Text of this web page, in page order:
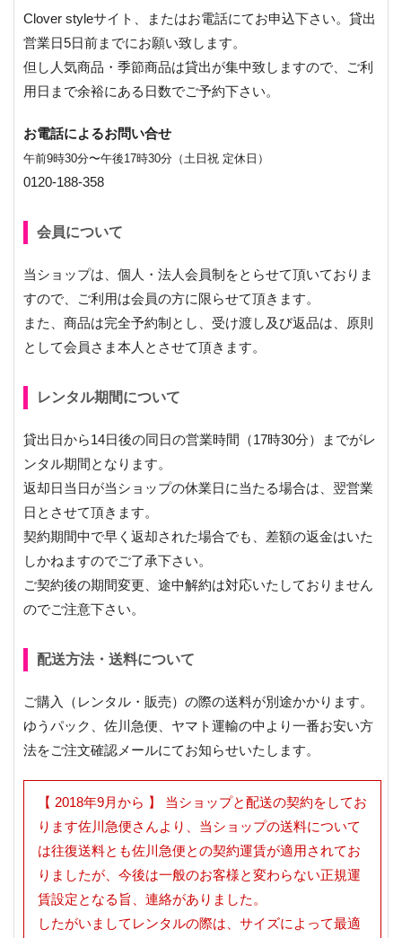
Clover styleサイト、またはお電話にてお申込下さい。貸出
営業日5日前までにお願い致します。
但し人気商品・季節商品は貸出が集中致しますので、ご利
用日まで余裕にある日数でご予約下さい。
お電話によるお問い合せ
午前9時30分〜午後17時30分（土日祝 定休日）
0120-188-358
会員について
当ショップは、個人・法人会員制をとらせて頂いておりま
すので、ご利用は会員の方に限らせて頂きます。
また、商品は完全予約制とし、受け渡し及び返品は、原則
として会員さま本人とさせて頂きます。
レンタル期間について
貸出日から14日後の同日の営業時間（17時30分）までがレ
ンタル期間となります。
返却日当日が当ショップの休業日に当たる場合は、翌営業
日とさせて頂きます。
契約期間中で早く返却された場合でも、差額の返金はいた
しかねますのでご了承下さい。
ご契約後の期間変更、途中解約は対応いたしておりません
のでご注意下さい。
配送方法・送料について
ご購入（レンタル・販売）の際の送料が別途かかります。
ゆうパック、佐川急便、ヤマト運輸の中より一番お安い方
法をご注文確認メールにてお知らせいたします。
【 2018年9月から 】 当ショップと配送の契約をしてお
ります佐川急便さんより、当ショップの送料について
は往復送料とも佐川急便との契約運賃が適用されてお
りましたが、今後は一般のお客様と変わらない正規運
賃設定となる旨、連絡がありました。
したがいましてレンタルの際は、サイズによって最適